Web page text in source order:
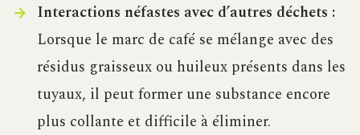
Interactions néfastes avec d’autres déchets :
Lorsque le marc de café se mélange avec des
résidus graisseux ou huileux présents dans les
tuyaux, il peut former une substance encore
plus collante et difficile à éliminer.